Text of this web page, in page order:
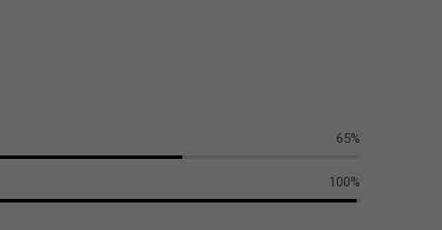
65%
100%